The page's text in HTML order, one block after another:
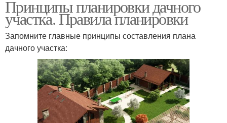
Принципы планировки дачного
участка. Правила планировки
Запомните главные принципы составления плана
дачного участка: